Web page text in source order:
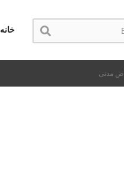
خانه
مدنی